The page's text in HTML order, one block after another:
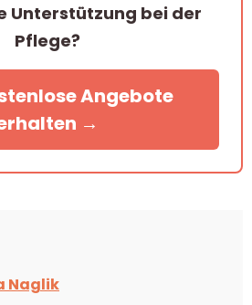
Unterstützung bei der
Pflege?
Angebote
→
Naglik